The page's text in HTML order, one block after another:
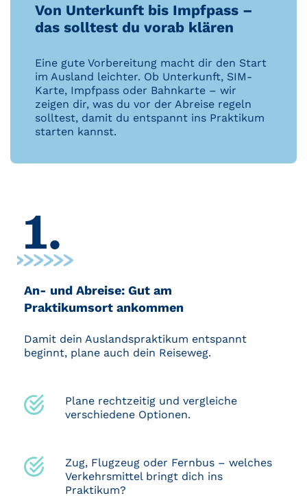
Von Unterkunft bis Impfpass –
das solltest du vorab klären
Eine gute Vorbereitung macht dir den Start
im Ausland leichter. Ob Unterkunft, SIM-
Karte, Impfpass oder Bahnkarte – wir
zeigen dir, was du vor der Abreise regeln
solltest, damit du entspannt ins Praktikum
starten kannst.
1.
An- und Abreise: Gut am
Praktikumsort ankommen
Damit dein Auslandspraktikum entspannt
beginnt, plane auch dein Reiseweg.
Plane rechtzeitig und vergleiche
verschiedene Optionen.
Zug, Flugzeug oder Fernbus – welches
Verkehrsmittel bringt dich ins
Praktikum?